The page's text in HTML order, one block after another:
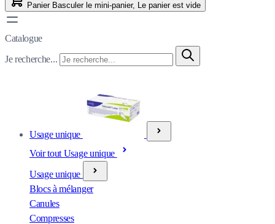
Panier Basculer le mini-panier, Le panier est vide
Catalogue
Je recherche...
Usage unique
Voir tout Usage unique
Usage unique
Blocs à mélanger
Canules
Compresses